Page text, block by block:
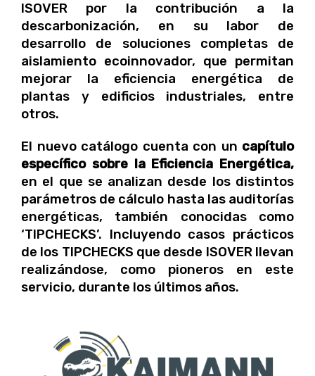
ISOVER por la contribución a la
descarbonización, en su labor de
desarrollo de soluciones completas de
aislamiento ecoinnovador, que permitan
mejorar la eficiencia energética de
plantas y edificios industriales, entre
otros.
El nuevo catálogo cuenta con un capítulo
específico sobre la Eficiencia Energética,
en el que se analizan desde los distintos
parámetros de cálculo hasta las auditorías
energéticas, también conocidas como
‘TIPCHECKS’. Incluyendo casos prácticos
de los TIPCHECKS que desde ISOVER llevan
realizándose, como pioneros en este
servicio, durante los últimos años.